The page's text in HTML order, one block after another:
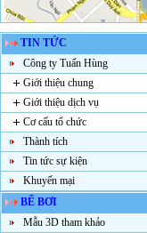
TIN TỨC
Công ty Tuấn Hùng
Giới thiệu chung
Giới thiệu dịch vụ
Cơ cấu tổ chức
Thành tích
Tin tức sự kiện
Khuyến mại
BỂ BƠI
Mẫu 3D tham khảo